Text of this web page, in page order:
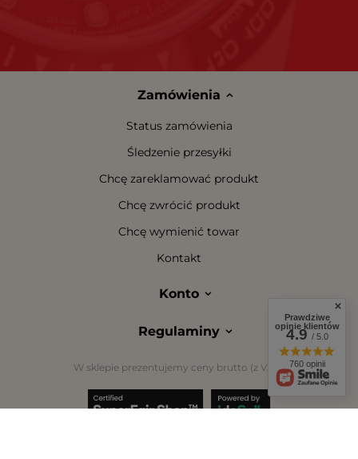
Zamówienia
Status zamówienia
Śledzenie przesyłki
Chcę zareklamować produkt
Chcę zwrócić produkt
Chcę wymienić towar
Kontakt
Konto
Regulaminy
W sklepie prezentujemy ceny brutto (z VAT).
Prawdziwe
opinie klientów
4.9/ 5.0
760 opinii